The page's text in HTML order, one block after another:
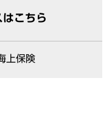
はこちら
上保険